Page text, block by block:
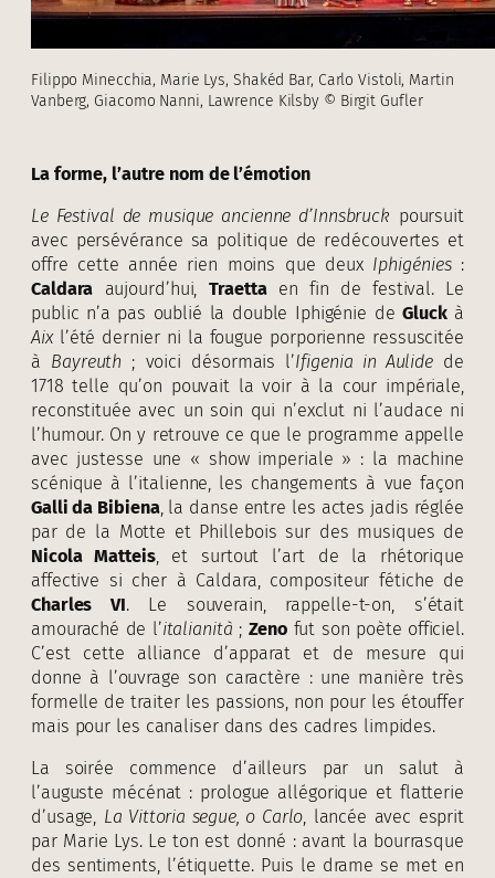
Filippo Minecchia, Marie Lys, Shakéd Bar, Carlo Vistoli, Martin
Vanberg, Giacomo Nanni, Lawrence Kilsby © Birgit Gufler
La forme, l’autre nom de l’émotion
Le Festival de musique ancienne d’Innsbruck poursuit
avec persévérance sa politique de redécouvertes et
offre cette année rien moins que deux Iphigénies:
Caldara aujourd’hui, Traettaen fin de festival. Le
public n’a pas oublié la double Iphigénie de Gluckà
Aixl’été dernier ni la fougue porporienne ressuscitée
à Bayreuth ; voici désormais l’Ifigenia in Aulide de
1718 telle qu’on pouvait la voir à la cour impériale,
reconstituée avec un soin qui n’exclut ni l’audace ni
l’humour. On y retrouve ce que le programme appelle
avec justesse une « show imperiale » : la machine
scénique à l’italienne, les changements à vue façon
Galli da Bibiena, la danse entre les actes jadis réglée
par de la Motte et Phillebois sur des musiques de
Nicola Matteis, et surtout l’art de la rhétorique
affective si cher à Caldara, compositeur fétiche de
Charles VI. Le souverain, rappelle-t-on, s’était
amouraché de l’italianità ; Zeno fut son poète officiel.
C’est cette alliance d’apparat et de mesure qui
donne à l’ouvrage son caractère : une manière très
formelle de traiter les passions, non pour les étouffer
mais pour les canaliser dans des cadres limpides.
La soirée commence d’ailleurs par un salut à
l’auguste mécénat : prologue allégorique et flatterie
d’usage, La Vittoria segue, o Carlo, lancée avec esprit
par Marie Lys. Le ton est donné : avant la bourrasque
des sentiments, l’étiquette. Puis le drame se met en